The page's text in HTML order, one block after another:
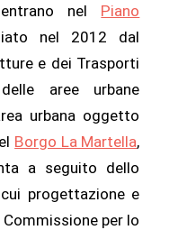
nel Piano
nel 2012 dal
e dei Trasporti
aree urbane
urbana oggetto
Borgo La Martella,
a seguito dello
progettazione e
per lo